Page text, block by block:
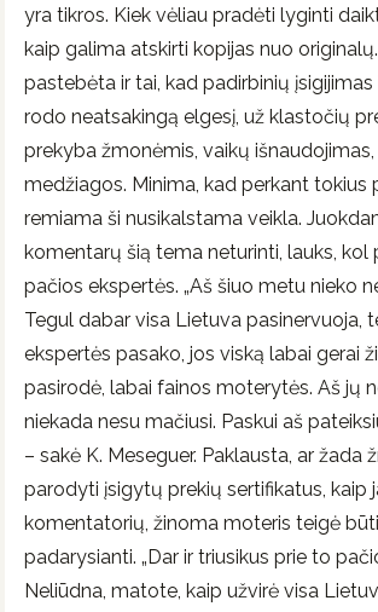
yra tikros. Kiek vėliau pradėti lyginti
kaip galima atskirti kopijas nuo originalų.
pastebėta ir tai, kad padirbinių įsigijimas
rodo neatsakingą elgesį, už klastočių
prekyba žmonėmis, vaikų
medžiagos. Minima, kad perkant tokius
remiama ši nusikalstama veikla.
komentarų šią tema neturinti, lauks, kol
pačios ekspertės. „Aš šiuo metu nieko
Tegul dabar visa Lietuva pasinervuoja,
ekspertės pasako, jos viską labai gerai
pasirodė, labai fainos moterytės. Aš jų
niekada nesu mačiusi. Paskui aš
– sakė K. Meseguer. Paklausta, ar žada
parodyti įsigytų prekių sertifikatus, kaip
komentatorių, žinoma moteris teigė
padarysianti. „Dar ir triusikus prie to
Neliūdna, matote, kaip užvirė visa